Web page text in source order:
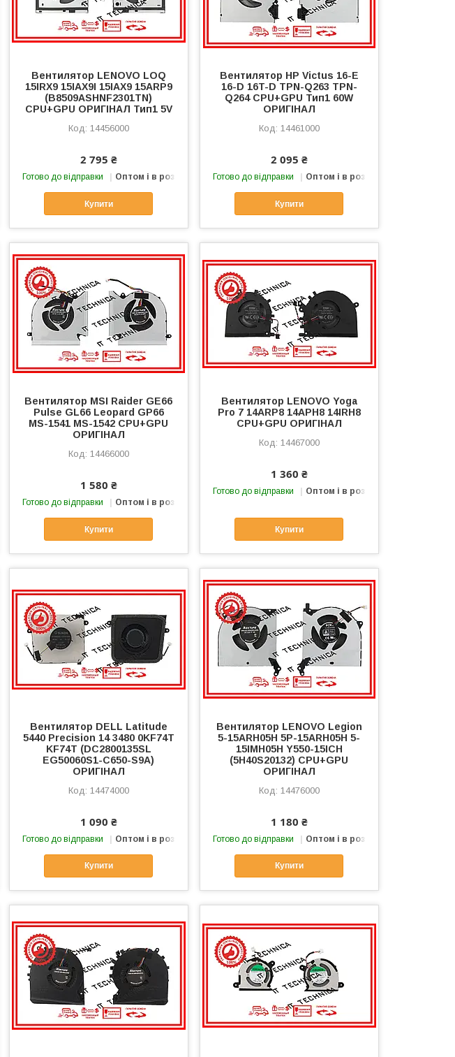
Вентилятор LENOVO LOQ
15IRX9 15IAX9I 15IAX9 15ARP9
(B8509ASHNF2301TN)
CPU+GPU ОРИГІНАЛ Тип1 5V
14456000
2 795 ₴
Готово до відправки Оптом і в роздріб
Купити
Вентилятор HP Victus 16-E
16-D 16T-D TPN-Q263 TPN-
Q264 CPU+GPU Тип1 60W
ОРИГІНАЛ
14461000
2 095 ₴
Готово до відправки Оптом і в роздріб
Купити
Вентилятор MSI Raider GE66
Pulse GL66 Leopard GP66
MS-1541 MS-1542 CPU+GPU
ОРИГІНАЛ
14466000
1 580 ₴
Готово до відправки Оптом і в роздріб
Купити
Вентилятор LENOVO Yoga
Pro 7 14ARP8 14APH8 14IRH8
CPU+GPU ОРИГІНАЛ
14467000
1 360 ₴
Готово до відправки Оптом і в роздріб
Купити
Вентилятор DELL Latitude
5440 Precision 14 3480 0KF74T
KF74T (DC2800135SL
EG50060S1-C650-S9A)
ОРИГІНАЛ
14474000
1 090 ₴
Готово до відправки Оптом і в роздріб
Купити
Вентилятор LENOVO Legion
5-15ARH05H 5P-15ARH05H 5-
15IMH05H Y550-15ICH
(5H40S20132) CPU+GPU
ОРИГІНАЛ
14476000
1 180 ₴
Готово до відправки Оптом і в роздріб
Купити